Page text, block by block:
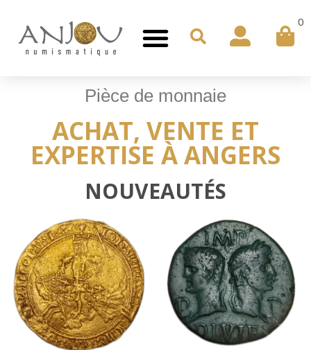
0
Pièce de monnaie
ACHAT, VENTE ET
EXPERTISE À ANGERS
NOUVEAUTÉS